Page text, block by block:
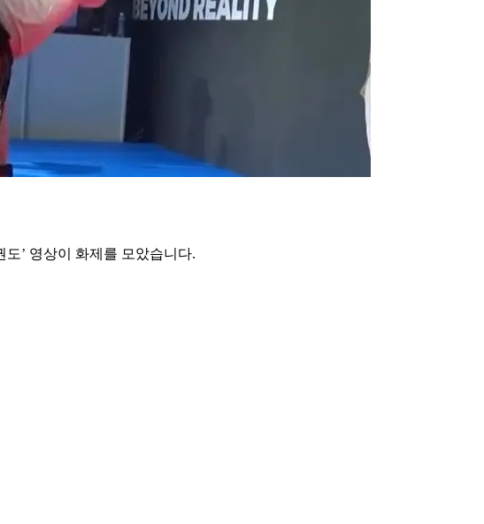
도’ 영상이 화제를 모았습니다.